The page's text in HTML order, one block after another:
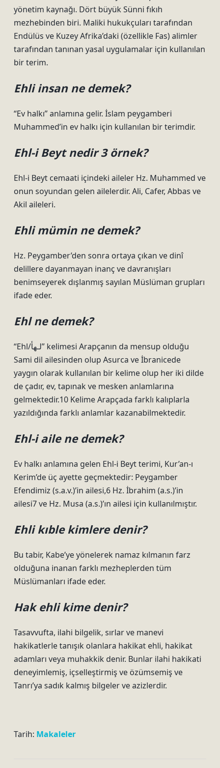
yönetim kaynağı. Dört büyük Sünni fıkıh
mezhebinden biri. Maliki hukukçuları tarafından
Endülüs ve Kuzey Afrika’daki (özellikle Fas) alimler
tarafından tanınan yasal uygulamalar için kullanılan
bir terim.
Ehli insan ne demek?
“Ev halkı” anlamına gelir. İslam peygamberi
Muhammed’in ev halkı için kullanılan bir terimdir.
Ehl-i Beyt nedir 3 örnek?
Ehl-i Beyt cemaati içindeki aileler Hz. Muhammed ve
onun soyundan gelen ailelerdir. Ali, Cafer, Abbas ve
Akil aileleri.
Ehli mümin ne demek?
Hz. Peygamber’den sonra ortaya çıkan ve dinî
delillere dayanmayan inanç ve davranışları
benimseyerek dışlanmış sayılan Müslüman grupları
ifade eder.
Ehl ne demek?
“Ehl/لـهأ” kelimesi Arapçanın da mensup olduğu
Sami dil ailesinden olup Asurca ve İbranicede
yaygın olarak kullanılan bir kelime olup her iki dilde
de çadır, ev, tapınak ve mesken anlamlarına
gelmektedir.10 Kelime Arapçada farklı kalıplarla
yazıldığında farklı anlamlar kazanabilmektedir.
Ehl-i aile ne demek?
Ev halkı anlamına gelen Ehl-i Beyt terimi, Kur’an-ı
Kerim’de üç ayette geçmektedir: Peygamber
Efendimiz (s.a.v.)’in ailesi,6 Hz. İbrahim (a.s.)’in
ailesi7 ve Hz. Musa (a.s.)’ın ailesi için kullanılmıştır.
Ehli kıble kimlere denir?
Bu tabir, Kabe’ye yönelerek namaz kılmanın farz
olduğuna inanan farklı mezheplerden tüm
Müslümanları ifade eder.
Hak ehli kime denir?
Tasavvufta, ilahi bilgelik, sırlar ve manevi
hakikatlerle tanışık olanlara hakikat ehli, hakikat
adamları veya muhakkik denir. Bunlar ilahi hakikati
deneyimlemiş, içselleştirmiş ve özümsemiş ve
Tanrı’ya sadık kalmış bilgeler ve azizlerdir.
Tarih: Makaleler